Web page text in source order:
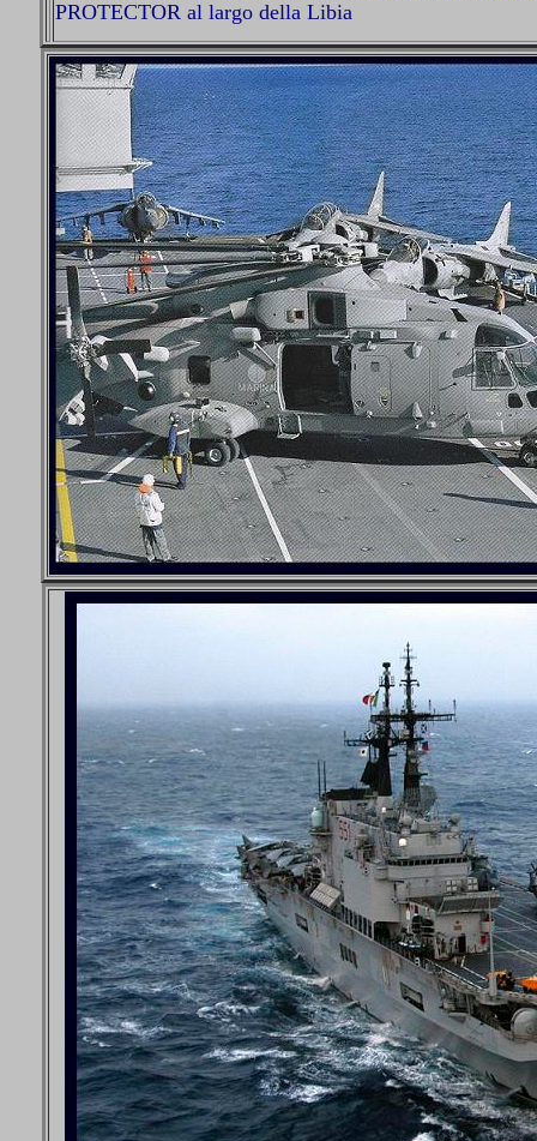
PROTECTOR al largo della Libia